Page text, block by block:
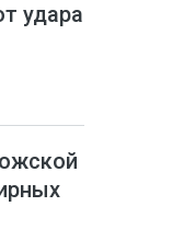
удара